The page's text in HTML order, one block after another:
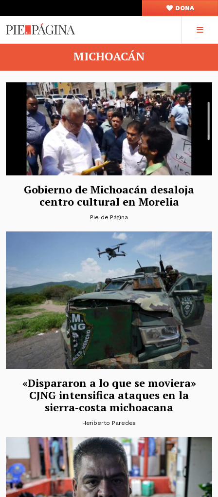
DONA
MICHOACÁN
Gobierno de Michoacán desaloja
centro cultural en Morelia
Pie de Página
«Dispararon a lo que se moviera»
CJNG intensifica ataques en la
sierra-costa michoacana
Heriberto Paredes